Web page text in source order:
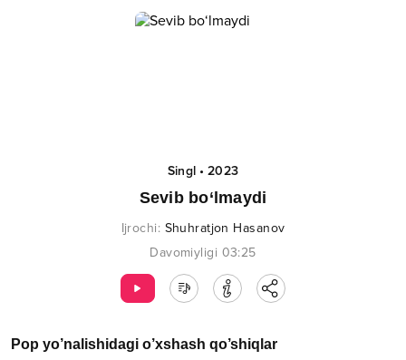
Singl•2023
Sevib bo‘lmaydi
Ijrochi: Shuhratjon Hasanov
Davomiyligi 03:25
Pop yo’nalishidagi o’xshash qo’shiqlar